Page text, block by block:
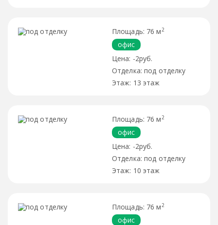
76 м 2
офис
-2руб.
под отделку
13 этаж
76 м 2
офис
-2руб.
под отделку
10 этаж
76 м 2
офис